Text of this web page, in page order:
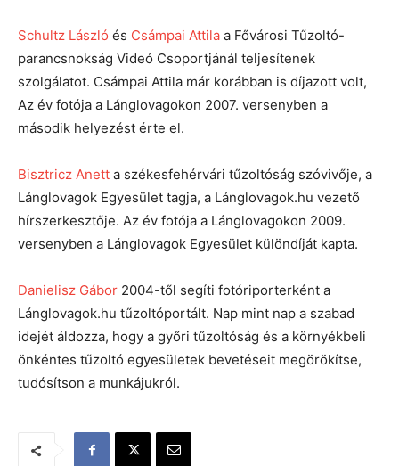
Schultz László és Csámpai Attila a Fővárosi Tűzoltó-
parancsnokság Videó Csoportjánál teljesítenek
szolgálatot. Csámpai Attila már korábban is díjazott volt,
Az év fotója a Lánglovagokon 2007. versenyben a
második helyezést érte el.
Bisztricz Anett a székesfehérvári tűzoltóság szóvivője, a
Lánglovagok Egyesület tagja, a Lánglovagok.hu vezető
hírszerkesztője. Az év fotója a Lánglovagokon 2009.
versenyben a Lánglovagok Egyesület különdíját kapta.
Danielisz Gábor 2004-től segíti fotóriporterként a
Lánglovagok.hu tűzoltóportált. Nap mint nap a szabad
idejét áldozza, hogy a győri tűzoltóság és a környékbeli
önkéntes tűzoltó egyesületek bevetéseit megörökítse,
tudósítson a munkájukról.